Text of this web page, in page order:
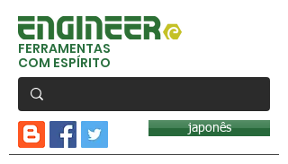
FERRAMENTAS
COM ESPÍRITO
japonês